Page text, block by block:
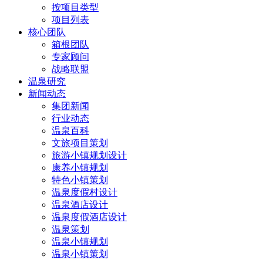
按项目类型
项目列表
核心团队
箱根团队
专家顾问
战略联盟
温泉研究
新闻动态
集团新闻
行业动态
温泉百科
文旅项目策划
旅游小镇规划设计
康养小镇规划
特色小镇策划
温泉度假村设计
温泉酒店设计
温泉度假酒店设计
温泉策划
温泉小镇规划
温泉小镇策划